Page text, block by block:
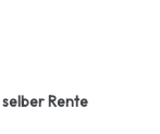
Rente